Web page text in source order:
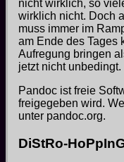
nicht wirklich, so
wirklich nicht. Doch
muss immer im
am Ende des Tages
Aufregung bringen
jetzt nicht unbedingt.
Pandoc ist freie
freigegeben wird.
unter pandoc.org.
DiStRo-